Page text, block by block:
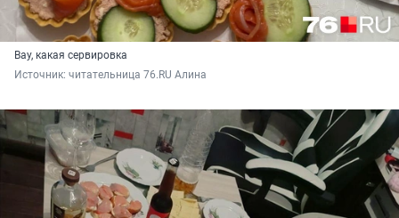
Вау, какая сервировка
Источник: читательница 76.RU Алина